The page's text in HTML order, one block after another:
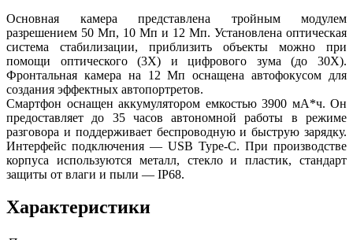
Основная камера представлена тройным модулем
разрешением 50 Мп, 10 Мп и 12 Мп. Установлена оптическая
система стабилизации, приблизить объекты можно при
помощи оптического (3Х) и цифрового зума (до 30Х).
Фронтальная камера на 12 Мп оснащена автофокусом для
создания эффектных автопортретов.
Смартфон оснащен аккумулятором емкостью 3900 мА*ч. Он
предоставляет до 35 часов автономной работы в режиме
разговора и поддерживает беспроводную и быструю зарядку.
Интерфейс подключения — USB Type-C. При производстве
корпуса используются металл, стекло и пластик, стандарт
защиты от влаги и пыли — IP68.
Характеристики